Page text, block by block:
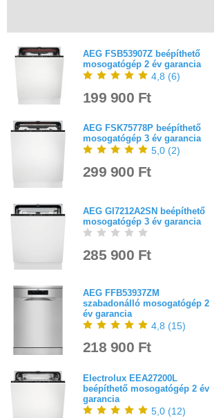
AEG FSB53907Z beépíthető
mosogatógép 2 év garancia
4,8 (6)
199 900 Ft
AEG FSK75778P beépíthető
mosogatógép 3 év garancia
5,0 (2)
299 900 Ft
AEG GI7212A2SN beépíthető
mosogatógép 3 év garancia
285 900 Ft
AEG FFB53937ZM
szabadonálló mosogatógép 2
év garancia
4,8 (15)
218 900 Ft
Electrolux EEA27200L
beépíthető mosogatógép 2 év
garancia
5,0 (12)